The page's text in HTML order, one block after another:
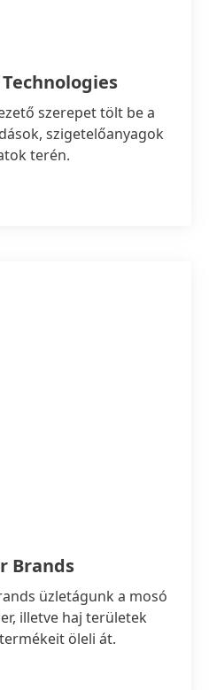
szerepet tölt be a
szigetelőanyagok
terén.
Brands
üzletágunk a mosó
illetve haj területek
öleli át.